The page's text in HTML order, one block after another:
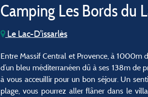
Camping Les Bords du
Le Lac-D'issarlès
Entre Massif Central et Provence, à 1000m
d’un bleu méditerranéen dû à ses 138m
à vous acceuillir pour un bon séjour. Un
plage, vous pourrez aller flâner dans le